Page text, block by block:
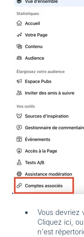
Vous devriez
Cliquez ici,
n'est